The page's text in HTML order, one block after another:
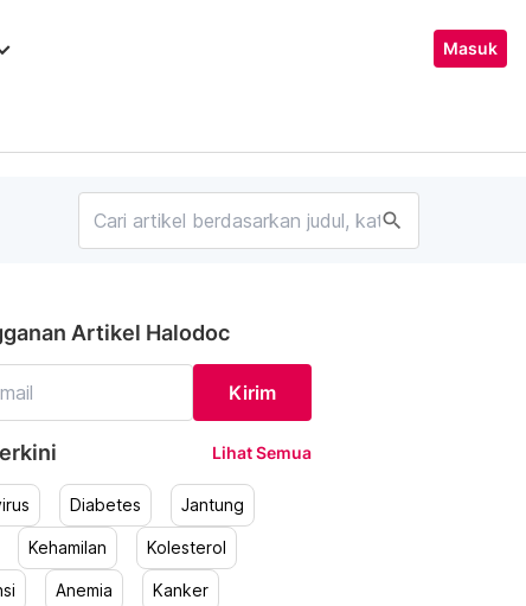
Masuk
search
Artikel Halodoc
Kirim
Lihat Semua
Diabetes Jantung
Kehamilan Kolesterol
Anemia Kanker